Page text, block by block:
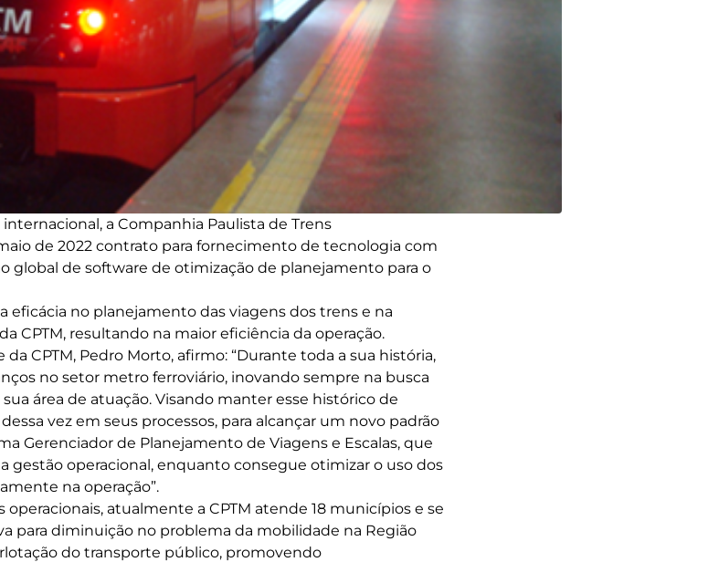
a Companhia Paulista de Trens
de 2022 contrato para fornecimento de tecnologia com
global de software de otimização de planejamento para o
eficácia no planejamento das viagens dos trens e na
CPTM, resultando na maior eficiência da operação.
CPTM, Pedro Morto, afirmo: “Durante toda a sua história,
no setor metro ferroviário, inovando sempre na busca
área de atuação. Visando manter esse histórico de
vez em seus processos, para alcançar um novo padrão
Gerenciador de Planejamento de Viagens e Escalas, que
gestão operacional, enquanto consegue otimizar o uso dos
na operação”.
operacionais, atualmente a CPTM atende 18 municípios e se
para diminuição no problema da mobilidade na Região
do transporte público, promovendo